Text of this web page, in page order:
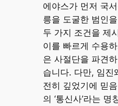
에야스가 먼저 국
릉을 도굴한 범인
두 가지 조건을 제
이를 빠르게 수용
은 사절단을 파견
습니다. 다만, 임진
전히 깊었기에 믿
의 ‘통신사’라는 명